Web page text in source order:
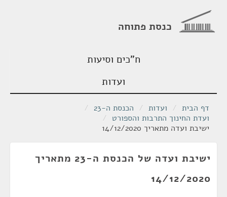
כנסת פתוחה
ח"כים וסיעות
ועדות
דף הבית / ועדות / הכנסת ה-23
/
ועדת החינוך התרבות והספורט /
ישיבת ועדה מתאריך 14/12/2020
ישיבת ועדה של הכנסת ה-23 מתאריך
14/12/2020